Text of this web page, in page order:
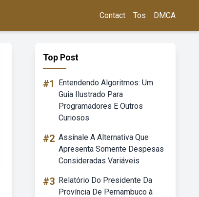
Contact Tos DMCA
Top Post
#1
Entendendo Algoritmos: Um
Guia Ilustrado Para
Programadores E Outros
Curiosos
#2 Assinale A Alternativa Que
Apresenta Somente Despesas
Consideradas Variáveis
#3 Relatório Do Presidente Da
Província De Pernambuco à